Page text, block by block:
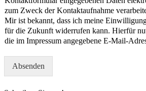
zum Zweck der Kontaktaufnahme
Mir ist bekannt, dass ich meine
für die Zukunft widerrufen kann. Hierfür
die im Impressum angegebene E-Mail-
Absenden